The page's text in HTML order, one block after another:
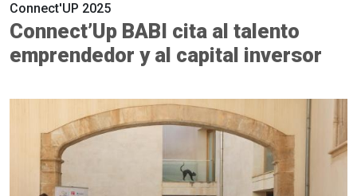
Connect'UP 2025
Connect’Up BABI cita al talento
emprendedor y al capital inversor